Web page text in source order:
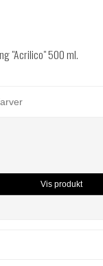
"Acrilico" 500 ml.
Vis produkt